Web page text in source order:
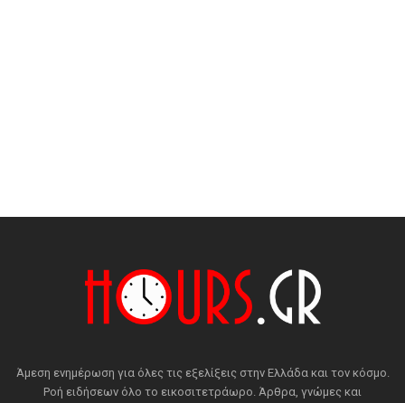
Άμεση ενημέρωση για όλες τις εξελίξεις στην Ελλάδα και τον κόσμο.
Ροή ειδήσεων όλο το εικοσιτετράωρο. Άρθρα, γνώμες και